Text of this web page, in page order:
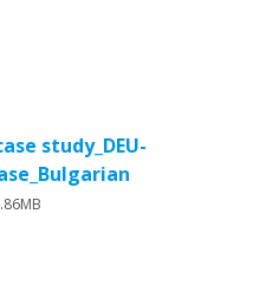
study_DEU-